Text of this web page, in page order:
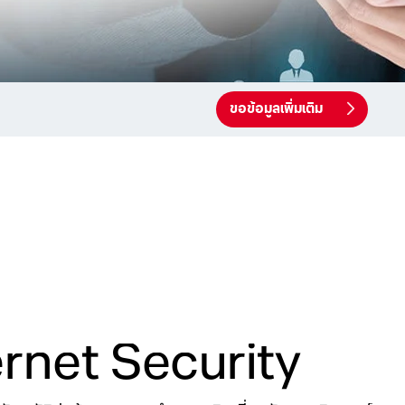
ขอข้อมูลเพิ่มเติม
Security